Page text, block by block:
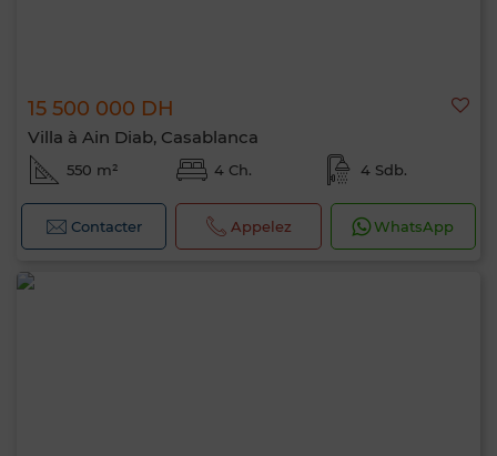
15 500 000 DH
Villa à Ain Diab, Casablanca
550 m² 4 Ch. 4 Sdb.
Contacter Appelez WhatsApp